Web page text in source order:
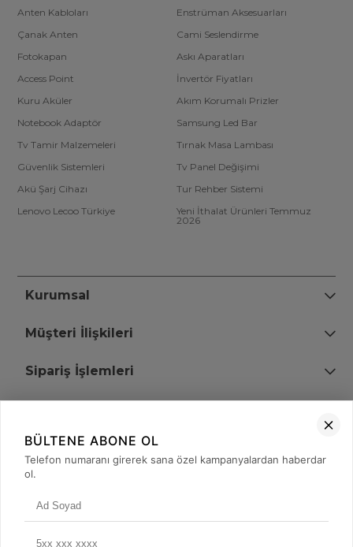
Anten Kabloları
Enstrüman Aksesuarları
Çanak Anten
Cami Seslendirme
Fotokapan
Askı Aparatları
Access Point
İnvertör Fiyatları
Kuru Aküler
Akım Korumalı Prizler
Notebook Adaptör
Samsung Led Bar
Tv Tamir Malzemeleri
Tırnak Masa Lambası
Güvenlik Sistemleri
Tv Panel Değişimi
Akü Şarj Cihazı
Tur Rehber Sistemi
Lenovo Lecoo Türkiye
Yeni İthalat Ürünleri Temmuz
2026
Kurumsal
Müşteri İlişkileri
Sipariş İşlemleri
+90 (850) 473 08 08
BÜLTENE ABONE OL
Telefon numaranı girerek sana özel kampanyalardan haberdar
ol.